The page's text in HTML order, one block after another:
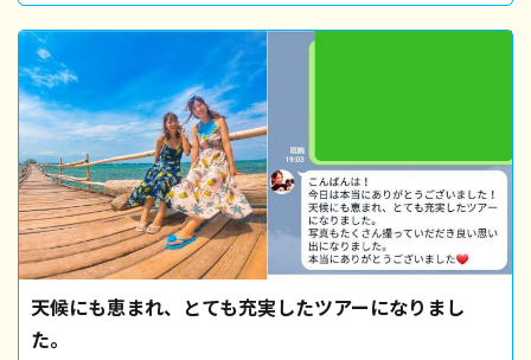
天候にも恵まれ、とても充実したツアーになりまし
た。